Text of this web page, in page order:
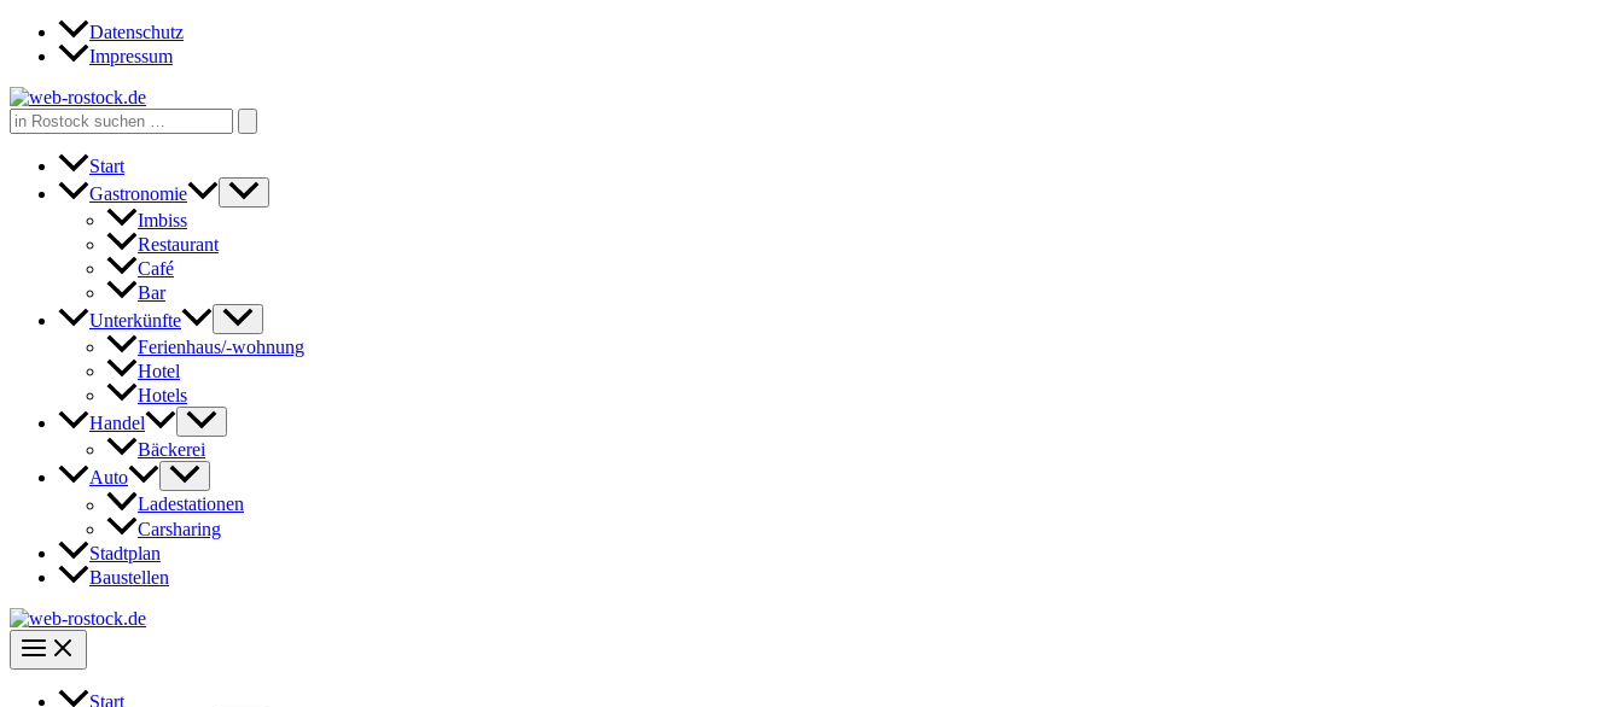
Zum
Inhalt
Datenschutz
Impressum
Search
for:
Start
Gastronomie
Imbiss
Restaurant
Café
Bar
Unterkünfte
Ferienhaus/-wohnung
Hotel
Hotels
Handel
Bäckerei
Auto
Ladestationen
Carsharing
Stadtplan
Baustellen
Start